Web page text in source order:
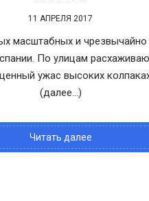
11 АПРЕЛЯ 2017
масштабных и
По улицам
ужас высоких
(далее…)
Читать далее